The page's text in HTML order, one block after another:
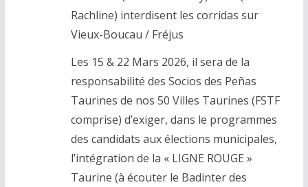
Rachline) interdisent les corridas sur
Vieux-Boucau / Fréjus
Les 15 & 22 Mars 2026, il sera de la
responsabilité des Socios des Peñas
Taurines de nos 50 Villes Taurines (FSTF
comprise) d’exiger, dans le programmes
des candidats aux élections municipales,
l’intégration de la « LIGNE ROUGE »
Taurine (à écouter le Badinter des